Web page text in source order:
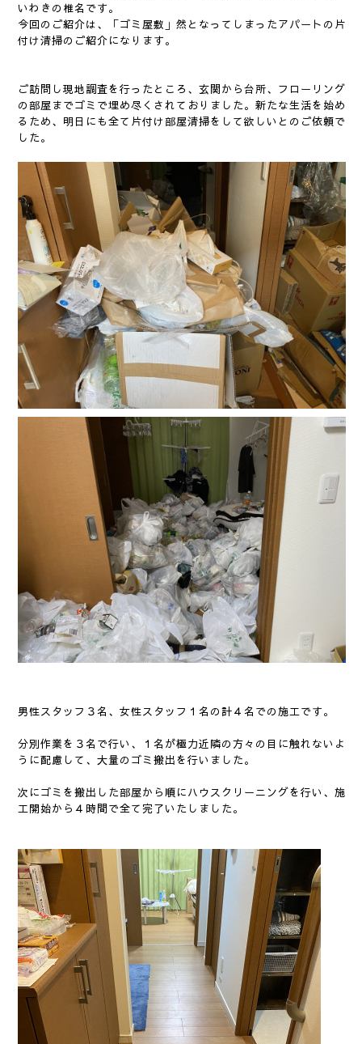
いわきの椎名です。
今回のご紹介は、「ゴミ屋敷」然となってしまったアパートの片
付け清掃のご紹介になります。
ご訪問し現地調査を行ったところ、玄関から台所、フローリング
の部屋までゴミで埋め尽くされておりました。新たな生活を始め
るため、明日にも全て片付け部屋清掃をして欲しいとのご依頼で
した。
男性スタッフ３名、女性スタッフ１名の計４名での施工です。
分別作業を３名で行い、１名が極力近隣の方々の目に触れないよ
うに配慮して、大量のゴミ搬出を行いました。
次にゴミを搬出した部屋から順にハウスクリーニングを行い、施
工開始から４時間で全て完了いたしました。